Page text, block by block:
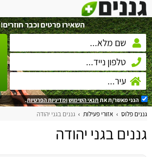
השאירו פרטים וכבר חוזרים!
הנני מאשר/ת אתתנאי השימושומדיניות הפרטיות.
גננים פלוס אזורי פעילות גננים בגני יהודה
גננים בגני יהודה